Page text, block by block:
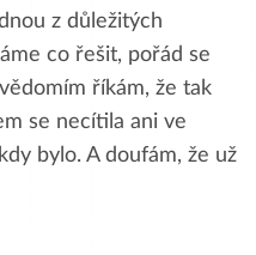
z důležitých
co řešit, pořád se
říkám, že tak
se necítila ani ve
bylo. A doufám, že už